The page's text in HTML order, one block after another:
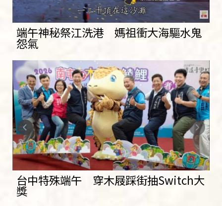
端午神秘祭江洗港 媽祖衝大海驅水鬼
怨氣
台中特殊端午 穿木屐踩街抽Switch大
獎